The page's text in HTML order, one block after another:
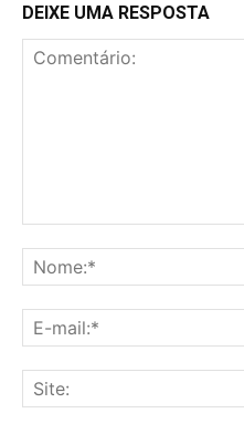
DEIXE UMA RESPOSTA